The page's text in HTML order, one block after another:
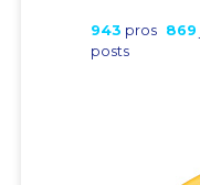
943 pros 869
posts